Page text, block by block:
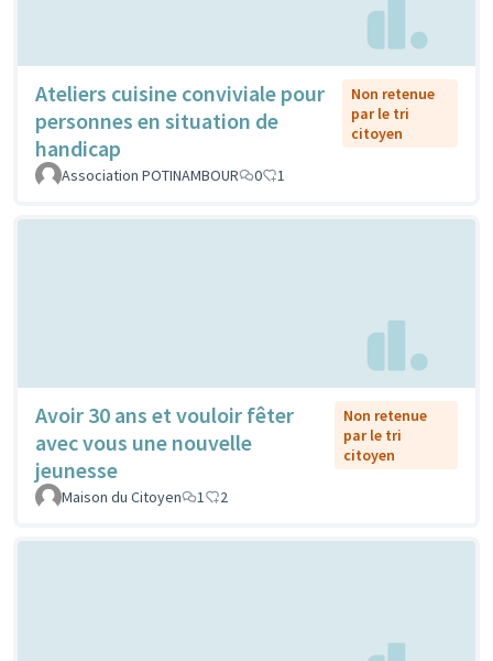
Ateliers cuisine conviviale pour
personnes en situation de
handicap
Non retenue
par le tri
citoyen
Association POTINAMBOUR 0 1
Avoir 30 ans et vouloir fêter
avec vous une nouvelle
jeunesse
Non retenue
par le tri
citoyen
Maison du Citoyen 1 2